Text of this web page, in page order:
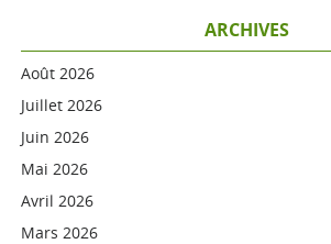
ARCHIVES
Août 2026
Juillet 2026
Juin 2026
Mai 2026
Avril 2026
Mars 2026